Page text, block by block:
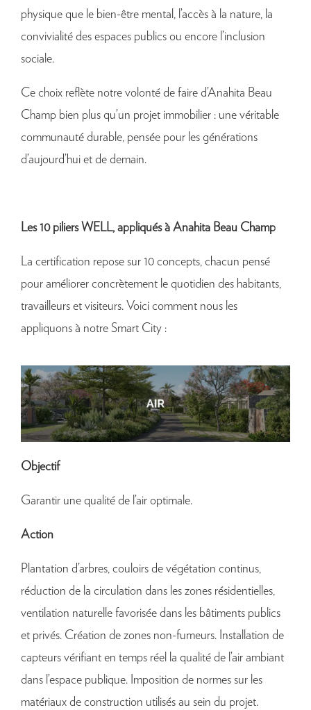
physique que le bien-être mental, l’accès à la nature, la
convivialité des espaces publics ou encore l’inclusion
sociale.
Ce choix reflète notre volonté de faire d’Anahita Beau
Champ bien plus qu’un projet immobilier : une véritable
communauté durable, pensée pour les générations
d’aujourd’hui et de demain.
Les 10 piliers WELL, appliqués à Anahita Beau Champ
La certification repose sur 10 concepts, chacun pensé
pour améliorer concrètement le quotidien des habitants,
travailleurs et visiteurs. Voici comment nous les
appliquons à notre Smart City :
Objectif
Garantir une qualité de l’air optimale.
Action
Plantation d’arbres, couloirs de végétation continus,
réduction de la circulation dans les zones résidentielles,
ventilation naturelle favorisée dans les bâtiments publics
et privés. Création de zones non-fumeurs. Installation de
capteurs vérifiant en temps réel la qualité de l’air ambiant
dans l’espace publique. Imposition de normes sur les
matériaux de construction utilisés au sein du projet.